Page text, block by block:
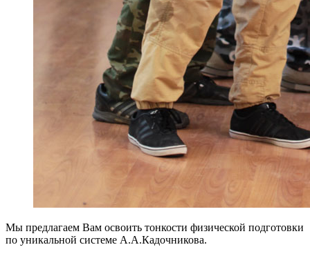
Мы предлагаем Вам освоить тонкости физической подготовки
по уникальной системе А.А.Кадочникова.